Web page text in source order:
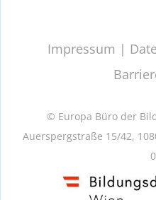
Impressum |
© Europa Büro der
Auerspergstraße 15/42,